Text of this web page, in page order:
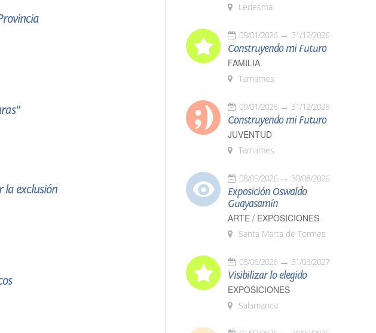
la exclusión
Ledesma
09/01/2026 31/12/2026
Construyendo mi Futuro
FAMILIA
Tamames
09/01/2026 31/12/2026
Construyendo mi Futuro
JUVENTUD
Tamames
08/05/2026 30/08/2026
Exposición Oswaldo
Guayasamín
ARTE / EXPOSICIONES
Santa Marta de Tormes
05/06/2026 31/03/2027
Visibilizar lo elegido
EXPOSICIONES
Salamanca